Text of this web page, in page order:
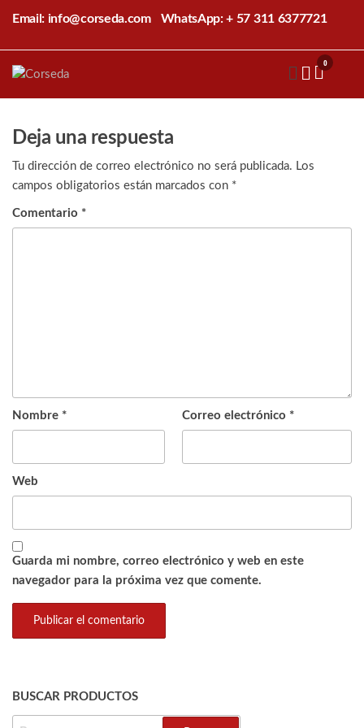
contenido
Email: info@corseda.com WhatsApp: + 57 311 6377721
sericultura
0
Deja una respuesta
Tu dirección de correo electrónico no será publicada. Los
campos obligatorios están marcados con *
Comentario *
Nombre * Correo electrónico *
Web
Guarda mi nombre, correo electrónico y web en este
navegador para la próxima vez que comente.
BUSCAR PRODUCTOS
BUSCAR: